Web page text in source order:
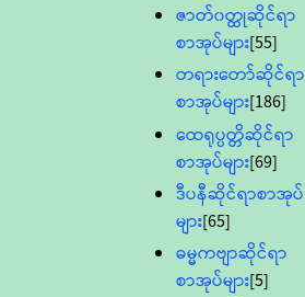
ဇာတ်၀တ္ထုဆိုင်ရာ
စာအုပ်များ[55]
တရားတော်ဆိုင်ရာ
စာအုပ်များ[186]
ထေရုပ္ပတ္တိဆိုင်ရာ
စာအုပ်များ[69]
ဒီပနီဆိုင်ရာစာအုပ်
များ[65]
ဓမ္မကဗျာဆိုင်ရာ
စာအုပ်များ[5]